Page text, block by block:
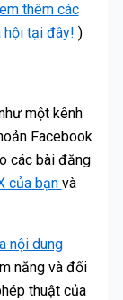
thêm các
hội tại đây! )
một kênh
Facebook
các bài đăng
của bạn và
nội dung
năng và đối
thuật của